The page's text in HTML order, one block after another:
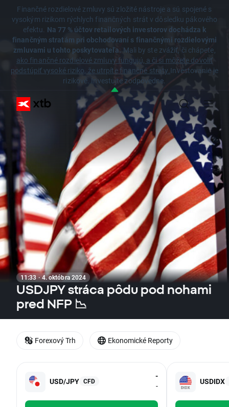
Finančné rozdielové zmluvy sú zložité nástroje a sú spojené s
vysokým rizikom rýchlych finančných strát v dôsledku pákového
efektu. Na 77 % účtov retailových investorov dochádza k
finančným stratám pri obchodovaní s finančnými rozdielovými
zmluvami u tohto poskytovateľa. Mali by ste zvážiť, či chápete,
ako finančné rozdielové zmluvy fungujú, a či si môžete dovoliť
podstúpiť vysoké riziko, že utrpíte finančné straty.Investovanie je
rizikové. Investujte zodpovedne.
11:33 · 4. októbra 2024
USDJPY stráca pôdu pod nohami
pred NFP 📉
USD/JPY CFD
-
-
USDIDX
Forexový Trh Ekonomické Reporty